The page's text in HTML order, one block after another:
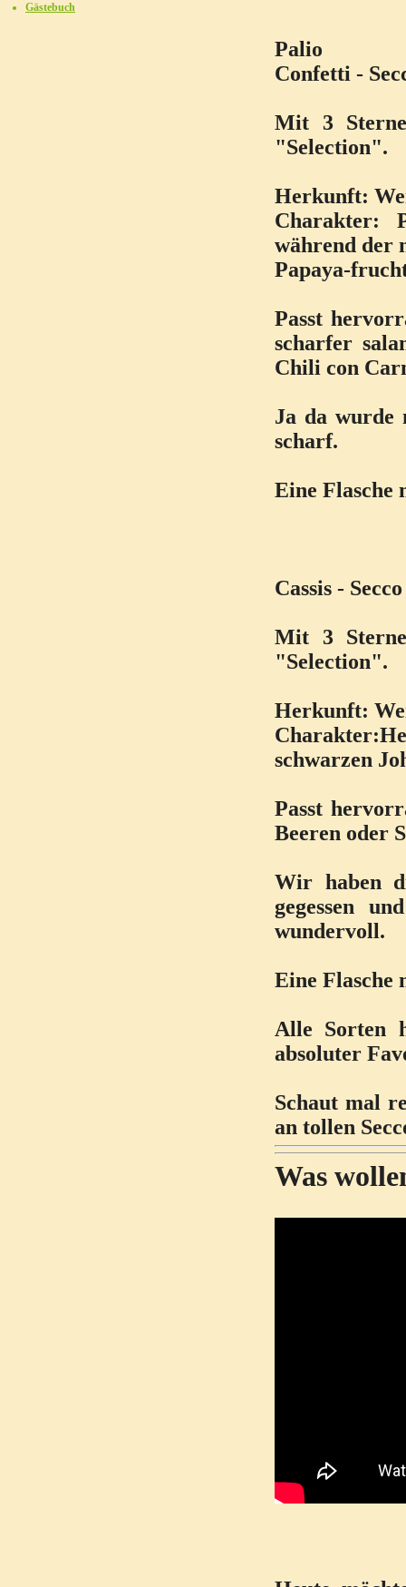
Palio
Confetti -
Mit 3
"Selection".
Herkunft:
Charakter:
während der
Papaya-
Passt
scharfer
Chili con
Ja da wurde
scharf.
Eine Flasche
Cassis - Secco
Mit 3
"Selection".
Herkunft:
schwarzen
Passt
Beeren oder
Wir haben
gegessen
wundervoll.
Eine Flasche
Alle Sorten
absoluter
Schaut mal
an tollen
Was
Gästebuch